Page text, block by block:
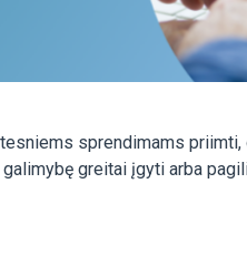
sprendimams
greitai įgyti arba